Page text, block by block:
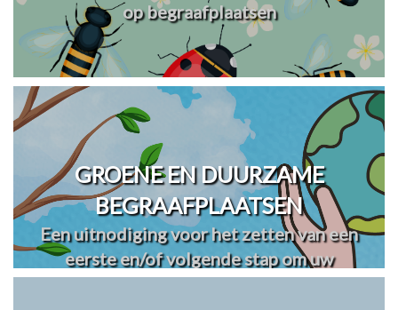
op begraafplaatsen
GROENE EN DUURZAME
BEGRAAFPLAATSEN
Een uitnodiging voor het zetten van een
eerste en/of volgende stap om uw
begraafplaats(en) te vergroenen en